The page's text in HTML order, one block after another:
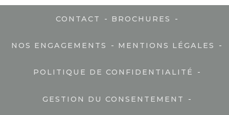
CONTACT - BROCHURES -
NOS ENGAGEMENTS - MENTIONS LÉGALES -
POLITIQUE DE CONFIDENTIALITÉ -
GESTION DU CONSENTEMENT -